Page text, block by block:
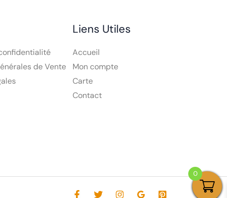
de Vente
Liens Utiles
Accueil
Mon compte
Carte
Contact
0